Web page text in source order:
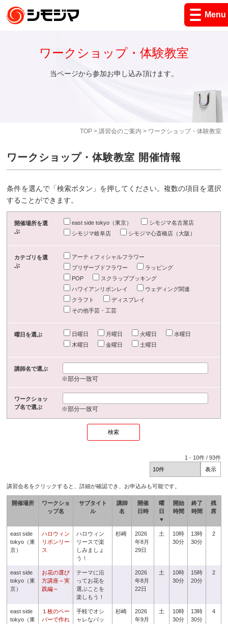
Menu
TOP> 講習会のご案内 > ワークショップ・体験教室
ワークショップ・体験教室
当ページから参加お申し込み頂けます。
ワークショップ・体験教室 開催情報
条件を選んで「検索ボタン」を押してください。複数の項目を選択
することができます。
開催場所を選
ぶ
east side tokyo（東京）
シモジマ名古屋店
シモジマ岐阜店
シモジマ心斎橋店（大阪）
カテゴリを選
ぶ
アーティフィシャルフラワー
プリザーブドフラワー
ラッピング
POP
スクラップブッキング
ハワイアンリボンレイ
ウェディング関連
クラフト
ディスプレイ
その他手芸・工芸
曜日を選ぶ 日曜日 月曜日 火曜日
水曜日
木曜日
金曜日 土曜日
講師名で選ぶ
※部分一致可
ワークショッ
プ名で選ぶ
※部分一致可
1 - 10件 /93件
講習会名をクリックすると、詳細が確認でき、お申込みも可能です。
開催場所
ワークショ
ップ名
サブタイト
ル
講師
名
開催
日時
曜
日
▼
開始
時間
終了
時間
残
席
east side
tokyo（東
京）
ハロウィン
リボンリー
ス
ハロウィン
リースで楽
しみましょ
う！
杉崎
2026
年8月
29日
土
10時
30分
13時
30分
2
east side
tokyo（東
京）
お花の選び
方講座～実
践編～
テーマに沿
ってお花を
選ぶことを
楽しもう！
2026
年8月
22日
土
10時
30分
15時
20分
2
east side
tokyo（東
１枚のペー
パーで作れ
手軽でオシ
ャレなパッ
杉崎
2026
年9月
土
10時
30分
13時
30分
4